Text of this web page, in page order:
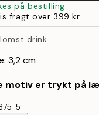
på bestilling
fragt over 399 kr.
drink
3,2 cm
motiv er trykt på
5